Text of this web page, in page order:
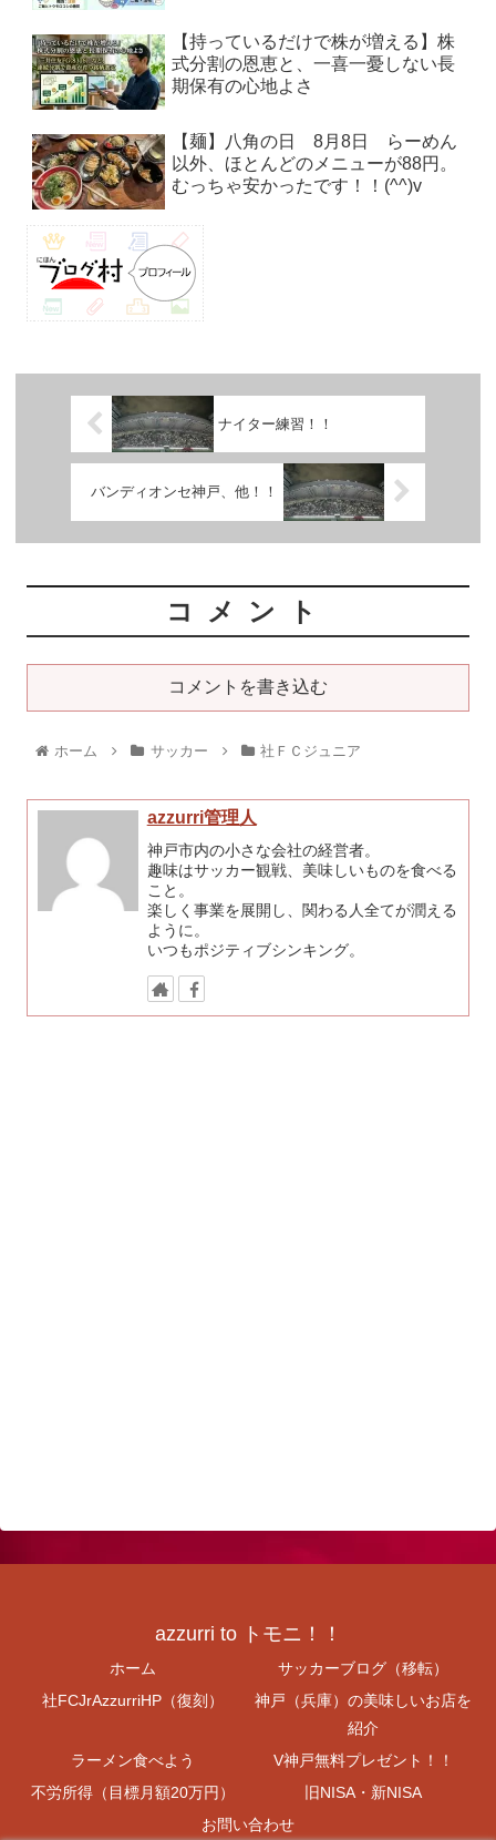
【持っているだけで株が増える】株
式分割の恩恵と、一喜一憂しない長
期保有の心地よさ
【麺】八角の日 8月8日 らーめん
以外、ほとんどのメニューが88円。
むっちゃ安かったです！！(^^)v
ナイター練習！！
バンディオンセ神戸、他！！
コメント
コメントを書き込む
ホーム サッカー 社ＦＣジュニア
azzurri管理人
神戸市内の小さな会社の経営者。
趣味はサッカー観戦、美味しいものを食べる
こと。
楽しく事業を展開し、関わる人全てが潤える
ように。
いつもポジティブシンキング。
azzurri to トモニ！！
ホーム
サッカーブログ（移転）
社FCJrAzzurriHP（復刻）
神戸（兵庫）の美味しいお店を
紹介
ラーメン食べよう
V神戸無料プレゼント！！
不労所得（目標月額20万円）
旧NISA・新NISA
お問い合わせ